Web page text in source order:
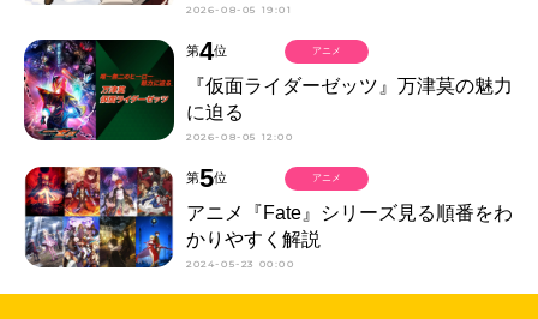
2026-08-05 19:01
第4位
『仮面ライダーゼッツ』万津莫の魅力
に迫る
2026-08-05 12:00
アニメ
第5位
アニメ『Fate』シリーズ見る順番をわ
かりやすく解説
2024-05-23 00:00
アニメ